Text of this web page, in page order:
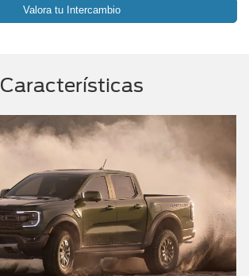
Valora tu Intercambio
Características